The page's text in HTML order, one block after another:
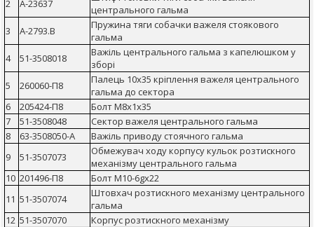
2 А-23637
центрального гальма
3
А-2793.В
Пружина тяги собачки важеля стоякового
гальма
4
51-3508018
Важіль центрального гальма з капелюшком у
зборі
5
260060-П8
Палець 10х35 кріплення важеля центрального
гальма до сектора
6
205424-П8
Болт М8х1х35
7
51-3508048
Сектор важеля центрального гальма
8
63-3508050-А
Важіль приводу стоячного гальма
9
51-3507073
Обмежувач ходу корпусу кульок розтискного
механізму центрального гальма
10 201496-П8
Болт М10-6gх22
11 51-3507074
Штовхач розтискного механізму центрального
гальма
12 51-3507070
Корпус розтискного механізму